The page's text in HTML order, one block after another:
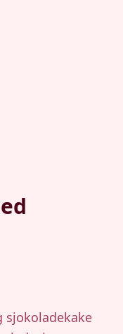
sjokoladekake